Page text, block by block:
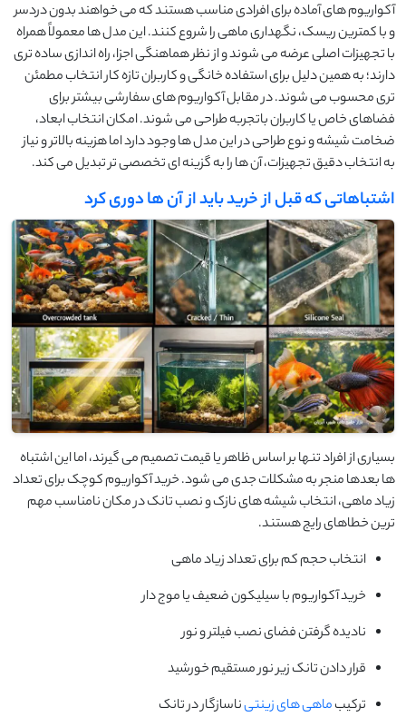
آکواریوم های آماده برای افرادی مناسب هستند که می خواهند بدون دردسر
و با کمترین ریسک، نگهداری ماهی را شروع کنند. این مدل ها معمولاً همراه
با تجهیزات اصلی عرضه می شوند و از نظر هماهنگی اجزا، راه اندازی ساده تری
دارند؛ به همین دلیل برای استفاده خانگی و کاربران تازه کار انتخاب مطمئن
تری محسوب می شوند. در مقابل آکواریوم های سفارشی بیشتر برای
فضاهای خاص یا کاربران باتجربه طراحی می شوند. امکان انتخاب ابعاد،
ضخامت شیشه و نوع طراحی در این مدل ها وجود دارد اما هزینه بالاتر و نیاز
به انتخاب دقیق تجهیزات، آن ها را به گزینه ای تخصصی تر تبدیل می کند.
اشتباهاتی که قبل از خرید باید از آن ها دوری کرد
بسیاری از افراد تنها بر اساس ظاهر یا قیمت تصمیم می گیرند، اما این اشتباه
ها بعدها منجر به مشکلات جدی می شود. خرید آکواریوم کوچک برای تعداد
زیاد ماهی، انتخاب شیشه های نازک و نصب تانک در مکان نامناسب مهم
ترین خطاهای رایج هستند.
انتخاب حجم کم برای تعداد زیاد ماهی
خرید آکواریوم با سیلیکون ضعیف یا موج دار
نادیده گرفتن فضای نصب فیلتر و نور
قرار دادن تانک زیر نور مستقیم خورشید
ترکیبماهی های زینتیناسازگار در تانک